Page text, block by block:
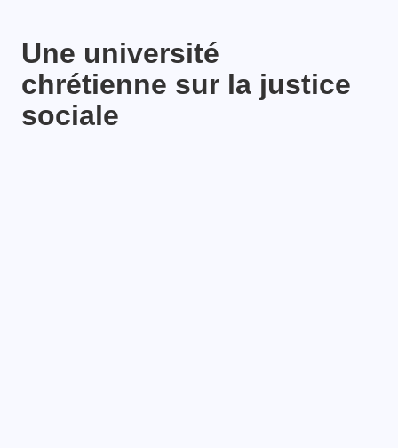
Une université
chrétienne sur la justice
sociale